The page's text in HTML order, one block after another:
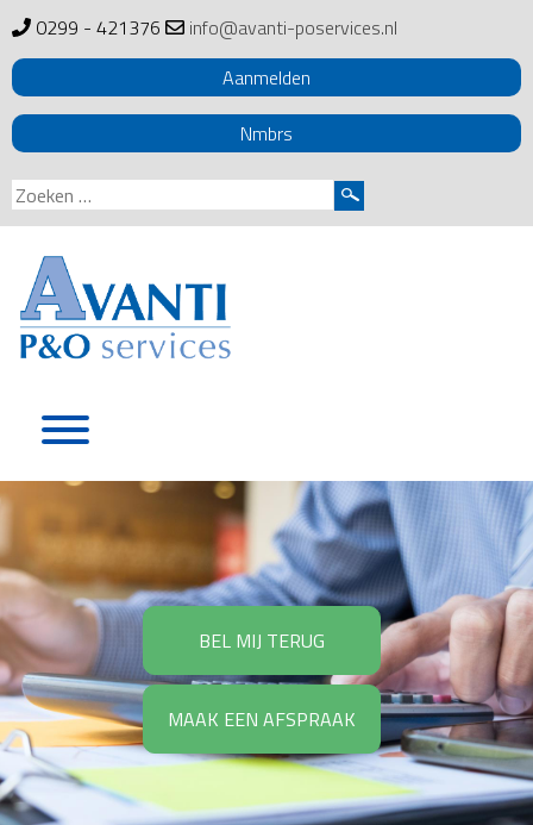
0299 - 421376
info@avanti-poservices.nl
Aanmelden
Nmbrs
Zoeken
naar:
BEL MIJ TERUG
MAAK EEN AFSPRAAK